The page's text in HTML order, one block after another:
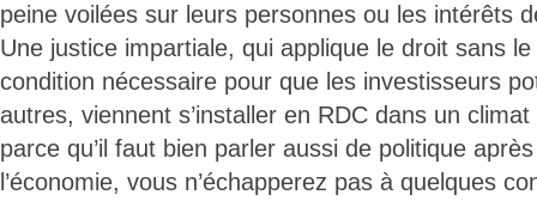
peine voilées sur leurs personnes ou les intérêts
Une justice impartiale, qui applique le droit sans
condition nécessaire pour que les investisseurs
autres, viennent s’installer en RDC dans un
parce qu’il faut bien parler aussi de politique
l’économie, vous n’échapperez pas à quelques